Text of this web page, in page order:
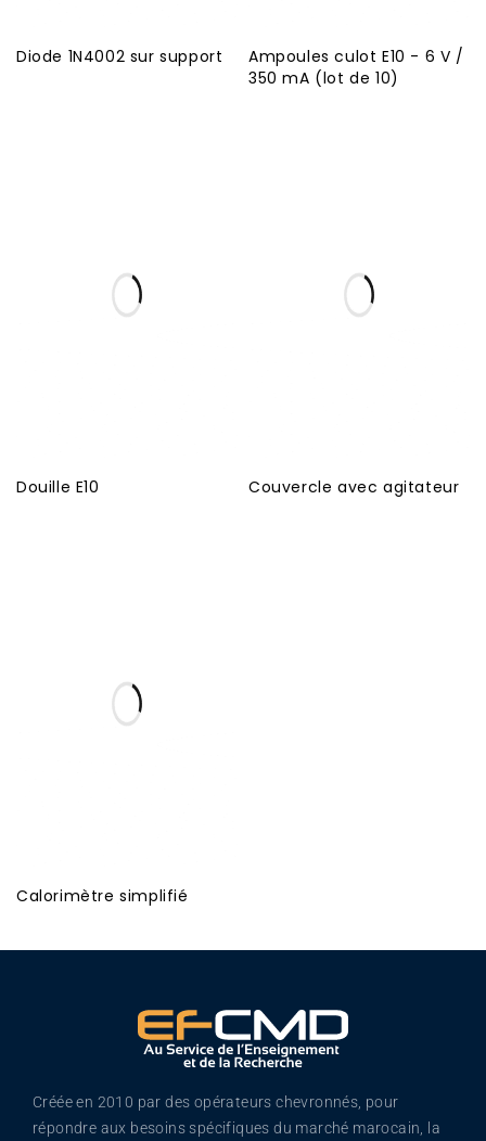
Diode 1N4002 sur support
Ampoules culot E10 - 6 V /
350 mA (lot de 10)
Douille E10 Couvercle avec agitateur
Calorimètre simplifié
Créée en 2010 par des opérateurs chevronnés, pour
répondre aux besoins spécifiques du marché marocain, la